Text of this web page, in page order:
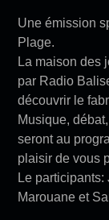
Une émission
Plage.
La maison des
par Radio
découvrir le
Musique,
seront au
plaisir de vous
Le
Marouane et